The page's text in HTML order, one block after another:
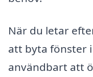
När du letar
att byta fönster
användbart att